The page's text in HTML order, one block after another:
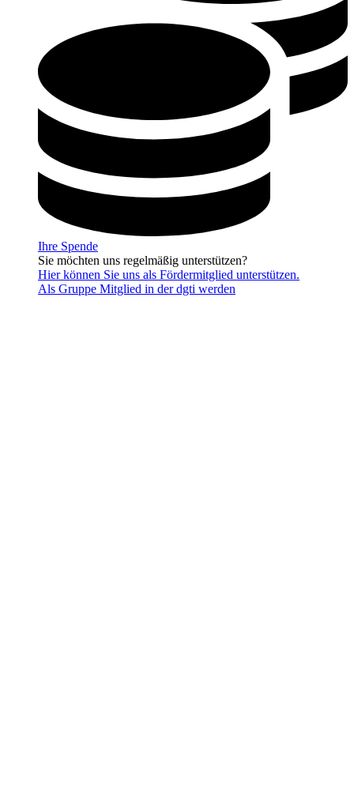
Ihre Spende
Sie möchten uns regelmäßig unterstützen?
Hier können Sie uns als Fördermitglied unterstützen.
Als Gruppe Mitglied in der dgti werden